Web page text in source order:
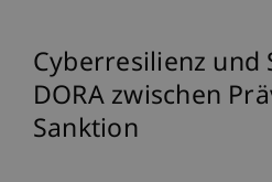
Cyberresilienz und
DORA zwischen
Sanktion